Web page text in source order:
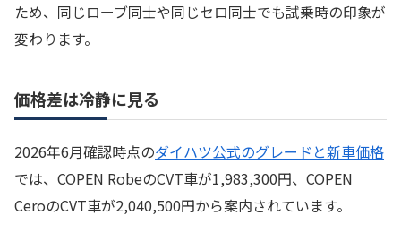
ため、同じローブ同士や同じセロ同士でも試乗時の印象が
変わります。
価格差は冷静に見る
2026年6月確認時点のダイハツ公式のグレードと新車価格
では、COPEN RobeのCVT車が1,983,300円、COPEN
CeroのCVT車が2,040,500円から案内されています。